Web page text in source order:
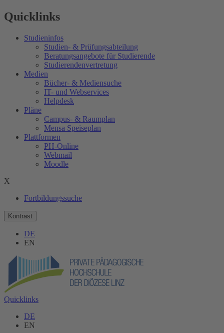
Quicklinks
Studieninfos
Studien- & Prüfungsabteilung
Beratungsangebote für Studierende
Studierendenvertretung
Medien
Bücher- & Mediensuche
IT- und Webservices
Helpdesk
Pläne
Campus- & Raumplan
Mensa Speiseplan
Plattformen
PH-Online
Webmail
Moodle
X
Fortbildungssuche
Kontrast
DE
EN
Quicklinks
DE
EN